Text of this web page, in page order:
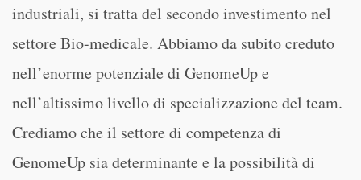
industriali, si tratta del secondo investimento nel
settore Bio-medicale. Abbiamo da subito creduto
nell’enorme potenziale di GenomeUp e
nell’altissimo livello di specializzazione del team.
Crediamo che il settore di competenza di
GenomeUp sia determinante e la possibilità di